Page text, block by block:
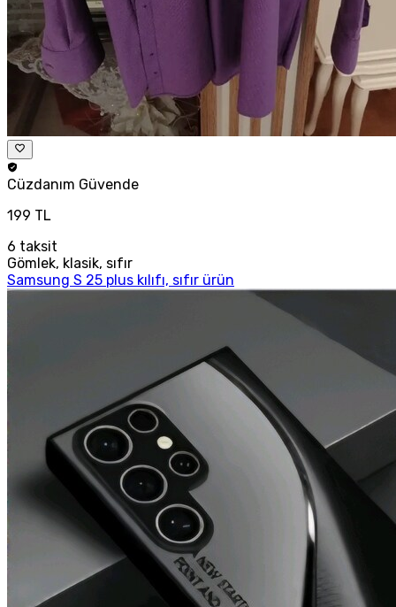
Cüzdanım Güvende
199 TL
6 taksit
Gömlek, klasik, sıfır
Samsung S 25 plus kılıfı, sıfır ürün